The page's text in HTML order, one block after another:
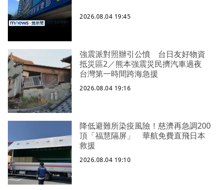
2026.08.04 19:45
強震派對照辦引公憤 台日友好物資
抵災區2／熊本強震災民擠汽車過夜
台灣第一時間跨海急援
2026.08.04 19:16
降低避難所染疫風險！慈濟再急調200
頂「福慧隔屏」 華航免費直飛日本
救援
2026.08.04 19:10